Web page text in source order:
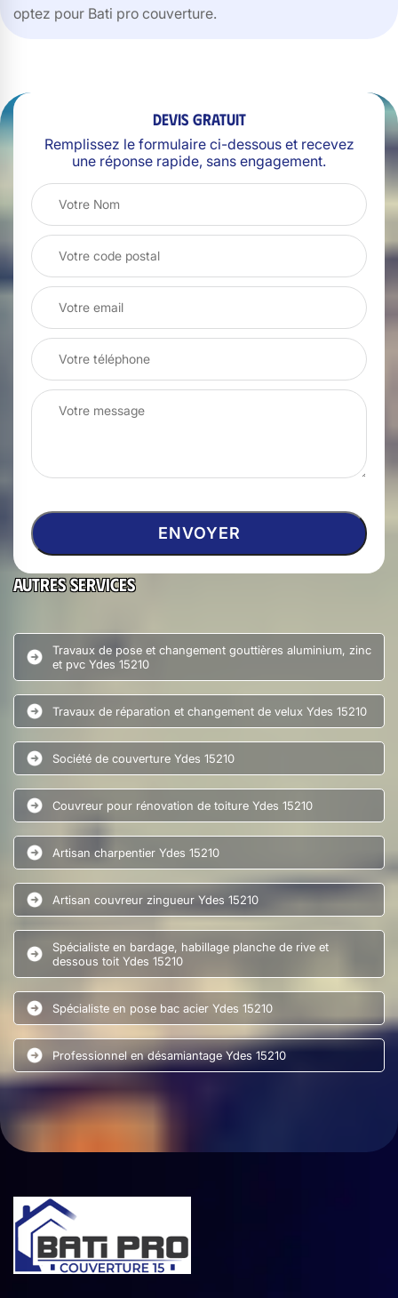
optez pour Bati pro couverture.
Devis gratuit
Remplissez le formulaire ci-dessous et recevez
une réponse rapide, sans engagement.
Autres services
Travaux de pose et changement gouttières aluminium, zinc
et pvc Ydes 15210
Travaux de réparation et changement de velux Ydes 15210
Société de couverture Ydes 15210
Couvreur pour rénovation de toiture Ydes 15210
Artisan charpentier Ydes 15210
Artisan couvreur zingueur Ydes 15210
Spécialiste en bardage, habillage planche de rive et
dessous toit Ydes 15210
Spécialiste en pose bac acier Ydes 15210
Professionnel en désamiantage Ydes 15210